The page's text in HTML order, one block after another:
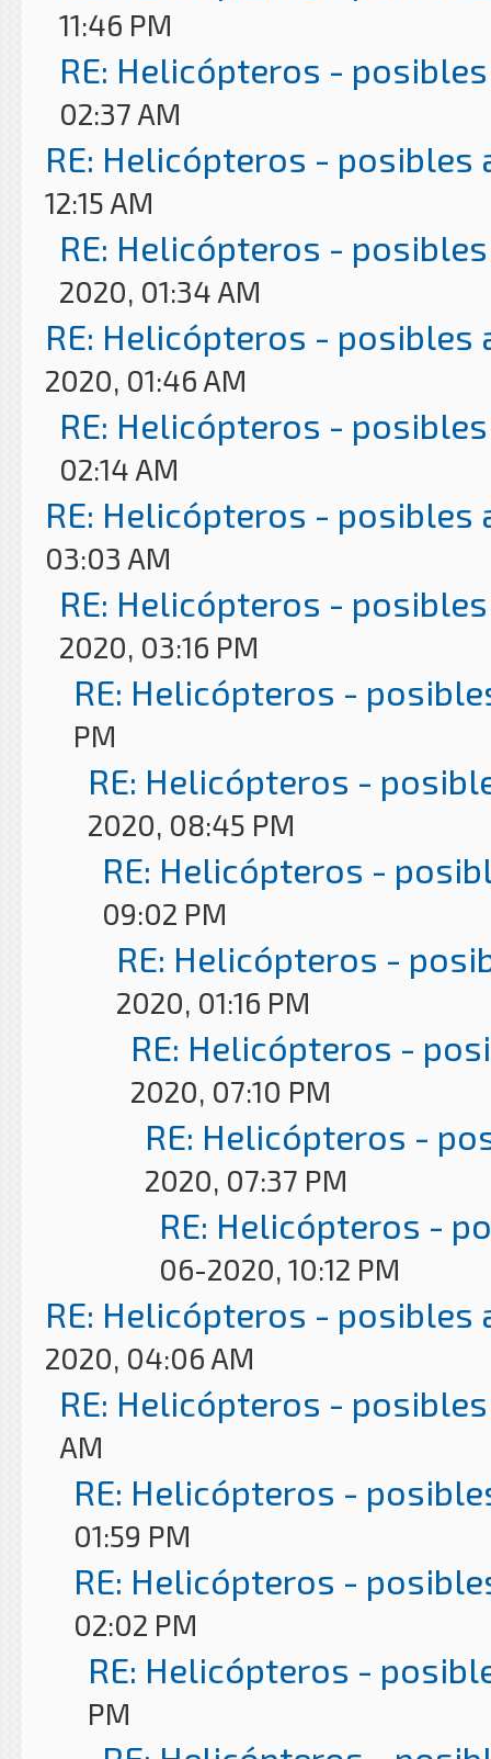
11:46 PM
RE: Helicópteros -
02:37 AM
RE: Helicópteros - posibles
12:15 AM
RE: Helicópteros -
2020, 01:34 AM
RE: Helicópteros - posibles
2020, 01:46 AM
RE: Helicópteros -
02:14 AM
RE: Helicópteros - posibles
03:03 AM
RE: Helicópteros -
2020, 03:16 PM
RE: Helicópteros -
PM
RE: Helicópteros -
2020, 08:45 PM
RE: Helicópteros -
09:02 PM
RE: Helicópteros -
2020, 01:16 PM
RE: Helicópteros -
2020, 07:10 PM
RE: Helicópteros -
2020, 07:37 PM
RE: Helicópteros -
06-2020, 10:12 PM
RE: Helicópteros - posibles
2020, 04:06 AM
RE: Helicópteros -
AM
RE: Helicópteros -
01:59 PM
RE: Helicópteros -
02:02 PM
RE: Helicópteros -
PM